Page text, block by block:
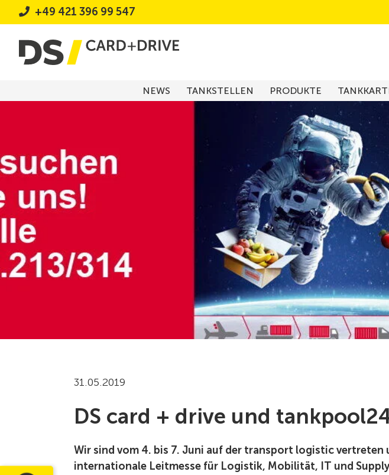
+49 421 396 99 547
NEWS TANKSTELLEN PRODUKTE
31.05.2019
DS card + drive und
Wir sind vom 4. bis 7. Juni auf der transport logistic vertreten
internationale Leitmesse für Logistik, Mobilität, IT und